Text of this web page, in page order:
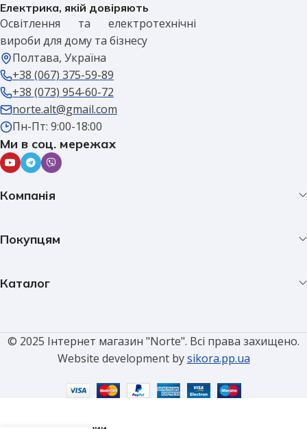
Електрика, якій довіряють
Освітлення та електротехнічні
вироби для дому та бізнесу
Полтава, Україна
+38 (067) 375-59-89
+38 (073) 954-60-72
norte.alt@gmail.com
Пн-Пт: 9:00-18:00
Ми в соц. мережах
Компанія
Покупцям
Каталог
© 2025 Інтернет магазин "Norte". Всі права захищено.
Website development bysikora.pp.ua